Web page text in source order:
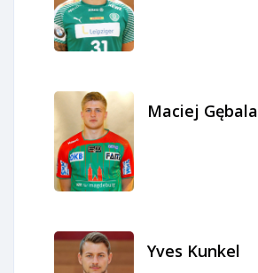
Maciej Gębala
Yves Kunkel